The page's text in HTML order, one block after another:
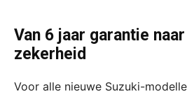
Van 6 jaar garantie
zekerheid
Voor alle nieuwe Suzuki-